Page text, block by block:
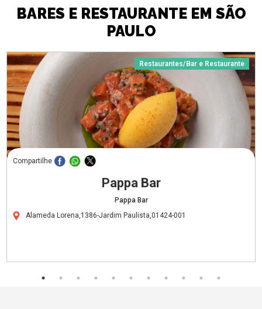
BARES E RESTAURANTE EM SÃO
PAULO
Restaurantes/Bar e Restaurante
Compartilhe
Pappa Bar
Pappa Bar
Alameda Lorena,1386-Jardim Paulista,01424-001